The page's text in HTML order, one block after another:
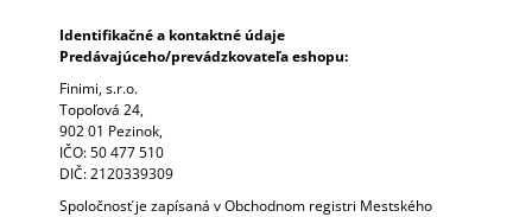
Identifikačné a kontaktné údaje
Predávajúceho/prevádzkovateľa eshopu:
Finimi, s.r.o.
Topoľová 24,
902 01 Pezinok,
IČO: 50 477 510
DIČ: 2120339309
Spoločnosť je zapísaná v Obchodnom registri Mestského
HĽADAŤ